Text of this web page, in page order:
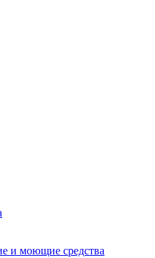
и моющие средства